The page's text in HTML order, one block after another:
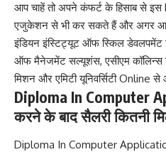
आप चाहें तो अपने कंफर्ट के हिसाब से
एजुकेशन से भी कर सकते हैं और अगर आप
इंडियन इंस्टिट्यूट ऑफ स्किल
ऑफ मैनेजमेंट सल्यूशंस, एसीएम कॉलिन्स
मिशन और एमिटी यूनिवर्सिटी
Diploma In Computer
करने के बाद सैलरी कितनी
Diploma In Computer